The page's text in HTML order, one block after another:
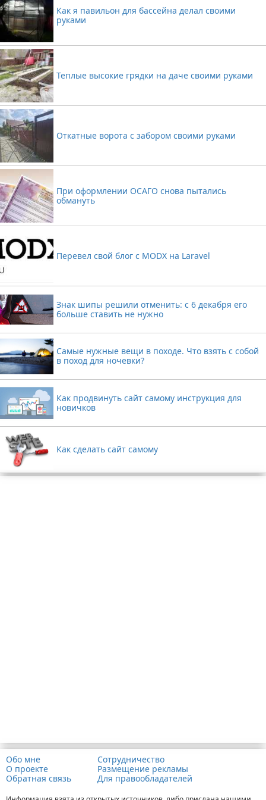
Разное про VolkMaster Project
Развлечения
Покупки за рубежом
Покупки
Дача
Как я павильон для бассейна делал своими
руками
Теплые высокие грядки на даче своими руками
Откатные ворота с забором своими руками
При оформлении ОСАГО снова пытались
обмануть
Перевел свой блог с MODX на Laravel
Знак шипы решили отменить: с 6 декабря его
больше ставить не нужно
Самые нужные вещи в походе. Что взять с собой
в поход для ночевки?
Как продвинуть сайт самому инструкция для
новичков
Как сделать сайт самому
Обо мне
О проекте
Обратная связь
Сотрудничество
Размещение рекламы
Для правообладателей